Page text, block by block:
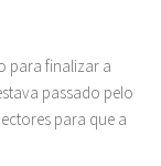
para finalizar a
passado pelo
para que a